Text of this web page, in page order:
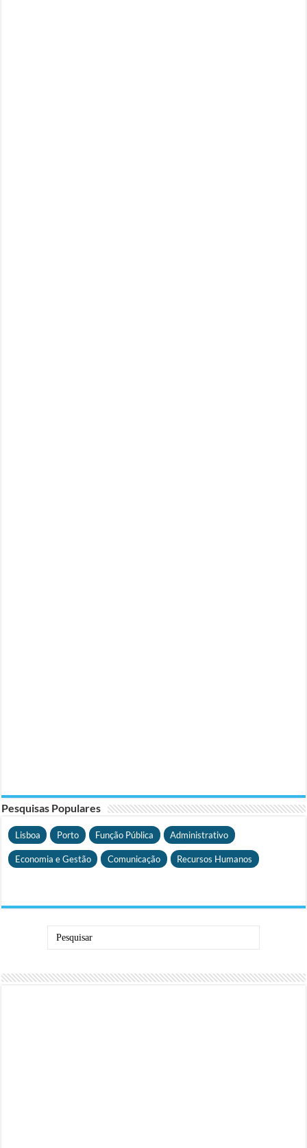
Pesquisas Populares
Lisboa Porto Função Pública Administrativo
Economia e Gestão Comunicação Recursos Humanos